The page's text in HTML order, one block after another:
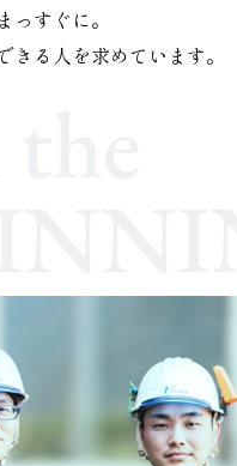
っすぐに。
きる人を求めています。